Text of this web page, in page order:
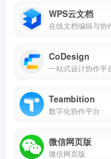
WPS云文档
CoDesign
一站式设计协作平
Teambition
数字化协作平台
微信网页版
微信网页版